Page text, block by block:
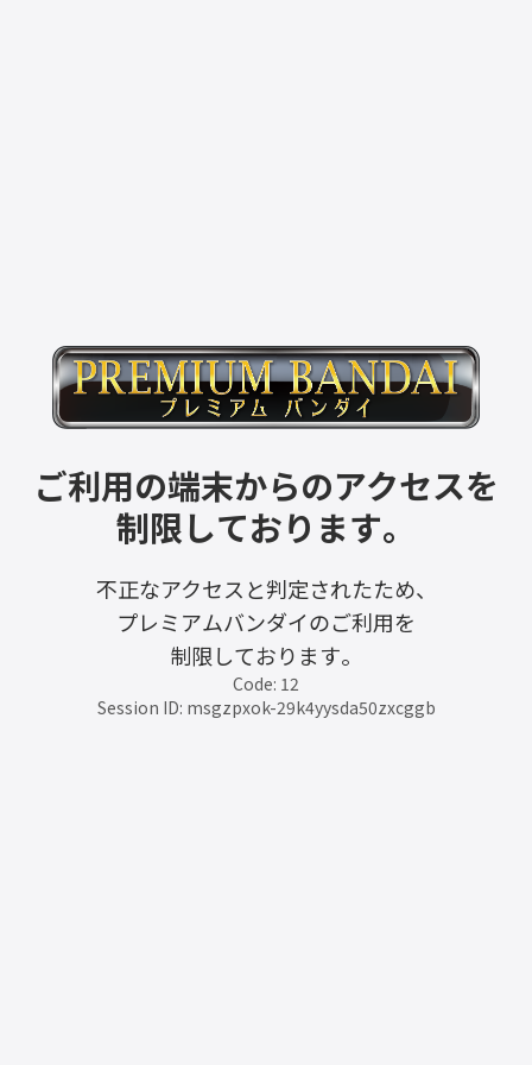
ご利用の端末からのアクセスを
制限しております。
不正なアクセスと判定されたため、
プレミアムバンダイのご利用を
制限しております。
Code: 12
Session ID: msgzpxok-29k4yysda50zxcggb